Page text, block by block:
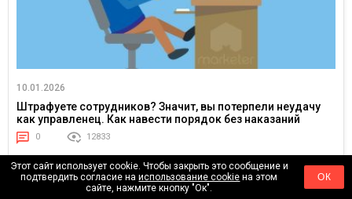
10.01.2026
Штрафуете сотрудников? Значит, вы потерпели неудачу
как управленец. Как навести порядок без наказаний
0 12833
Этот сайт использует cookie. Чтобы закрыть это сообщение и
подтвердить согласие наиспользование cookie на этом
сайте, нажмите кнопку "Ок".
ОК